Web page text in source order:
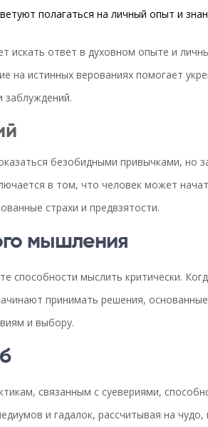
полагаться на личный опыт и
искать ответ в духовном опыте и
на истинных верованиях помогает
заблуждений.
безобидными привычками, но
в том, что человек может
страхи и предвзятости.
мышления
способности мыслить критически.
принимать решения,
и выбору.
связанным с суевериями,
и гадалок, рассчитывая на